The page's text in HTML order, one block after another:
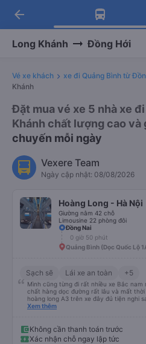
Tải app Vexere
Nhận ưu đãi thành
Tải app Vexere
-30k/ghế khi đặt
arrow_back
Long Khánh Đồng Hới
Vé xe khách xe đi Quảng Bình từ
Khánh
Đặt mua vé xe 5 nhà xe
Khánh chất lượng cao và
chuyến mỗi ngày
Vexere Team
Ngày cập nhật: 08/08/2026
Hoàng Long - Hà Nội
Giường nằm 42 chỗ
Limousine 22 phòng đôi
Đồng Nai
0 giờ 50 phút
Quảng Bình (Dọc Quốc Lộ
Sạch sẽ Lái xe an toàn +5
Mình cũng từng đi rất nhiều xe Bắc
chất hàng dọc đường rất lâu và mất thời
hoàng long A3 trên xe đây đủ tiện nghi
lo xe thoải mái vui tính sẽ con ung hô nhe
Xem thêm
Không cần thanh toán trước
Xác nhận chỗ ngay lập tức